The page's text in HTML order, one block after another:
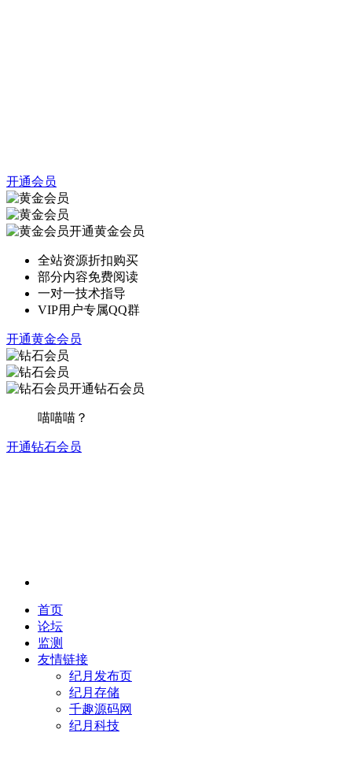
开通会员
开通黄金会员
全站资源折扣购买
部分内容免费阅读
一对一技术指导
VIP用户专属QQ群
开通黄金会员
开通钻石会员
喵喵喵？
开通钻石会员
首页
论坛
监测
友情链接
纪月发布页
纪月存储
千趣源码网
纪月科技